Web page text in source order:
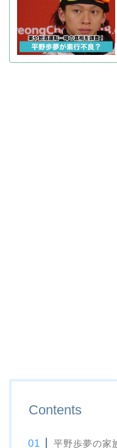
Contents
平野歩夢の家